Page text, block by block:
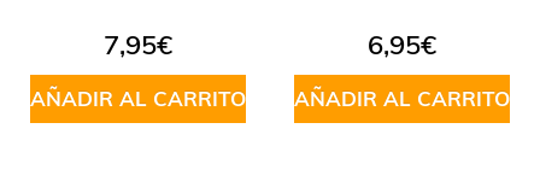
7,95€
AÑADIR AL CARRITO
6,95€
AÑADIR AL CARRITO